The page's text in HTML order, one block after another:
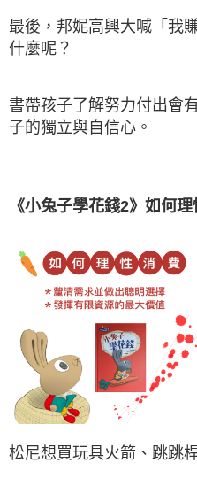
最後，邦妮高興大喊「我
什麼呢？
書帶孩子了解努力付出會
子的獨立與自信心。
《小兔子學花錢2》如何
松尼想買玩具火箭、跳跳